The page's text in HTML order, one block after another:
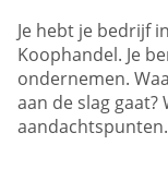
Je hebt je bedrijf
Koophandel. Je
ondernemen.
aan de slag gaat?
aandachtspunten.